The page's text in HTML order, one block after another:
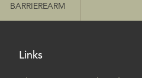
BARRIEREARM
Links